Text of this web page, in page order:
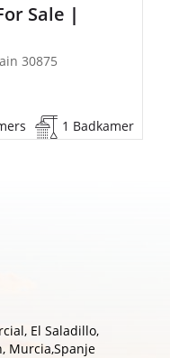
Detached For
Spain 30875
2 Slaapkamers 1
El Saladillo,
Murcia,Spanje